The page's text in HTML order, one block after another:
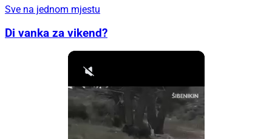
Sve na jednom mjestu
Di vanka za vikend?